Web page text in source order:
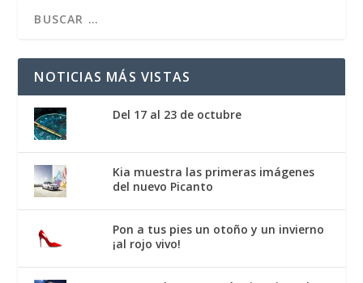
NOTICIAS MÁS VISTAS
Del 17 al 23 de octubre
Kia muestra las primeras imágenes
del nuevo Picanto
Pon a tus pies un otoño y un invierno
¡al rojo vivo!